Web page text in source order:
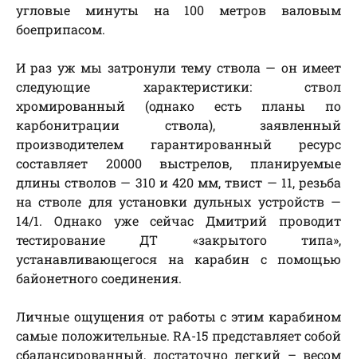
угловые минуты на 100 метров валовым
боеприпасом.
И раз уж мы затронули тему ствола — он имеет
следующие характеристики: ствол
хромированный (однако есть планы по
карбонитрации ствола), заявленный
производителем гарантированный ресурс
составляет 20000 выстрелов, планируемые
длины стволов — 310 и 420 мм, твист — 11, резьба
на стволе для установки дульных устройств —
14/1. Однако уже сейчас Дмитрий проводит
тестирование ДТ «закрытого типа»,
устанавливающегося на карабин с помощью
байонетного соединения.
Личные ощущения от работы с этим карабином
самые положительные. RA-15 представляет собой
сбалансированный, достаточно легкий – весом